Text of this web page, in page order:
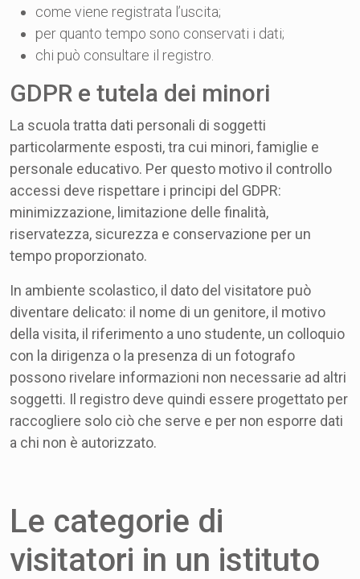
come viene registrata l’uscita;
per quanto tempo sono conservati i dati;
chi può consultare il registro.
GDPR e tutela dei minori
La scuola tratta dati personali di soggetti
particolarmente esposti, tra cui minori, famiglie e
personale educativo. Per questo motivo il controllo
accessi deve rispettare i principi del GDPR:
minimizzazione, limitazione delle finalità,
riservatezza, sicurezza e conservazione per un
tempo proporzionato.
In ambiente scolastico, il dato del visitatore può
diventare delicato: il nome di un genitore, il motivo
della visita, il riferimento a uno studente, un colloquio
con la dirigenza o la presenza di un fotografo
possono rivelare informazioni non necessarie ad altri
soggetti. Il registro deve quindi essere progettato per
raccogliere solo ciò che serve e per non esporre dati
a chi non è autorizzato.
Le categorie di
visitatori in un istituto